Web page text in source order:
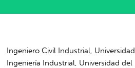
Ingeniero Civil Industrial,
Ingeniería Industrial, Universidad